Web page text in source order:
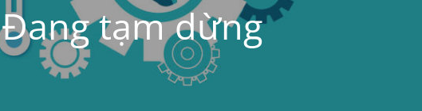
Đang tạm dừng